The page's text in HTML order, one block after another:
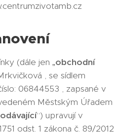
(dále jen „obchodní
, se sídlem
06844553 , zapsané v
Městským Úřadem
“) upravují v
odst. 1 zákona č. 89/2012